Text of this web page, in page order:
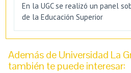
En la UGC se realizó un panel
de la Educación Superior
Además de Universidad La
también te puede interesar: